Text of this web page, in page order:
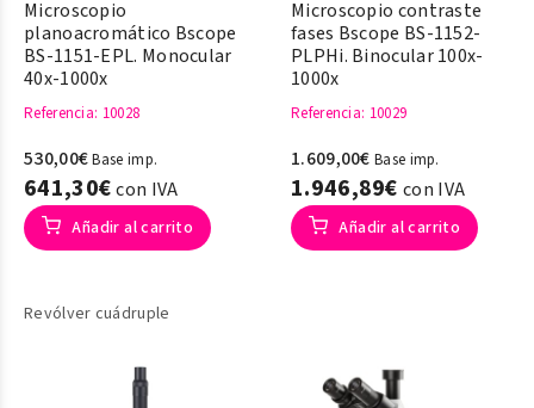
Microscopio
planoacromático Bscope
BS-1151-EPL. Monocular
40x-1000x
Referencia: 10028
530,00€Base imp.
641,30€con IVA
Añadir al carrito
Revólver cuádruple
Microscopio contraste
fases Bscope BS-1152-
PLPHi. Binocular 100x-
1000x
Referencia: 10029
1.609,00€ Base imp.
1.946,89€ con IVA
Añadir al carrito